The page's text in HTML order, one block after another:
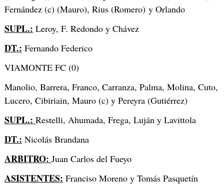
Fernández (c) (Mauro), Rius (Romero) y Orlando
SUPL.: Leroy, F. Redondo y Chávez
DT.: Fernando Federico
VIAMONTE FC (0)
Manolio, Barrera, Franco, Carranza, Palma, Molina, Cuto,
Lucero, Cibiriain, Mauro (c) y Pereyra (Gutiérrez)
SUPL.: Restelli, Ahumada, Frega, Luján y Lavittola
DT.: Nicolás Brandana
ARBITRO: Juan Carlos del Fueyo
ASISTENTES: Franciso Moreno y Tomás Pasquetín